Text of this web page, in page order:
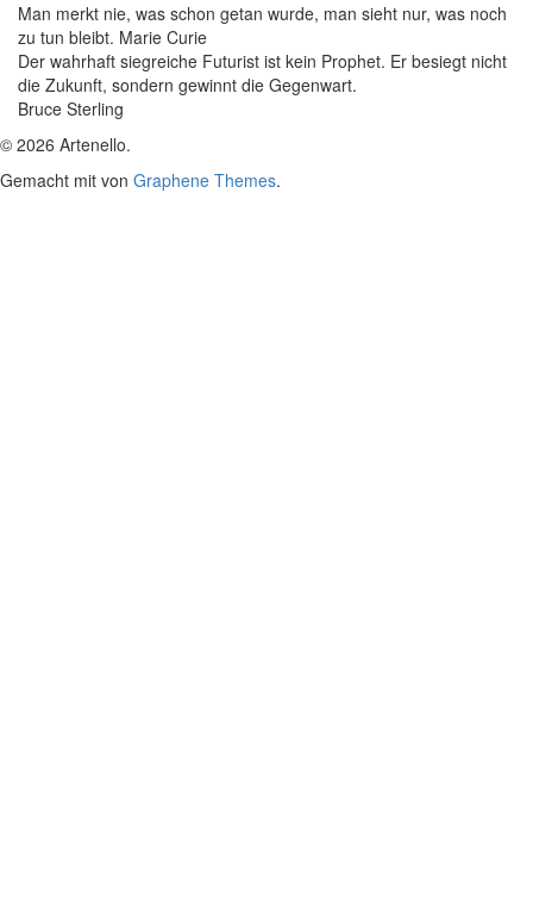
Man merkt nie, was schon getan wurde, man sieht nur, was noch
zu tun bleibt. Marie Curie
Der wahrhaft siegreiche Futurist ist kein Prophet. Er besiegt nicht
die Zukunft, sondern gewinnt die Gegenwart.
Bruce Sterling
© 2026 Artenello.
Gemacht mit von Graphene Themes.